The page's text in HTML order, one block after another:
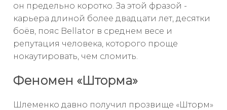
он предельно коротко. За этой фразой -
карьера длиной более двадцати лет, десятки
боёв, пояс Bellator в среднем весе и
репутация человека, которого проще
нокаутировать, чем сломить.
Феномен «Шторма»
Шлеменко давно получил прозвище «Шторм»